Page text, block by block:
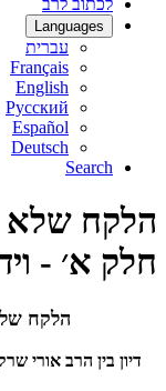
לכתוב לרב
Languages
עברית
Français
English
Русский
Español
Deutsch
Search
הלקח שלא
חלק א׳ -
הלקח
דיון בין הרב אורי